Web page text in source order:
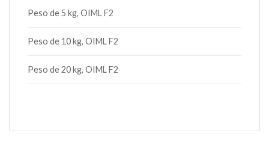
Peso de 5 kg, OIML F2
Peso de 10 kg, OIML F2
Peso de 20 kg, OIML F2